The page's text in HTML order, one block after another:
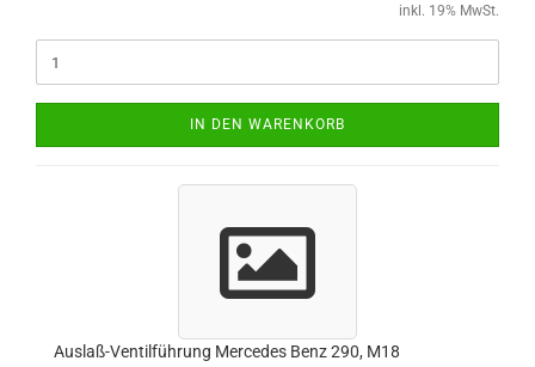
inkl. 19% MwSt.
IN DEN WARENKORB
Auslaß-Ventilführung Mercedes Benz 290, M18